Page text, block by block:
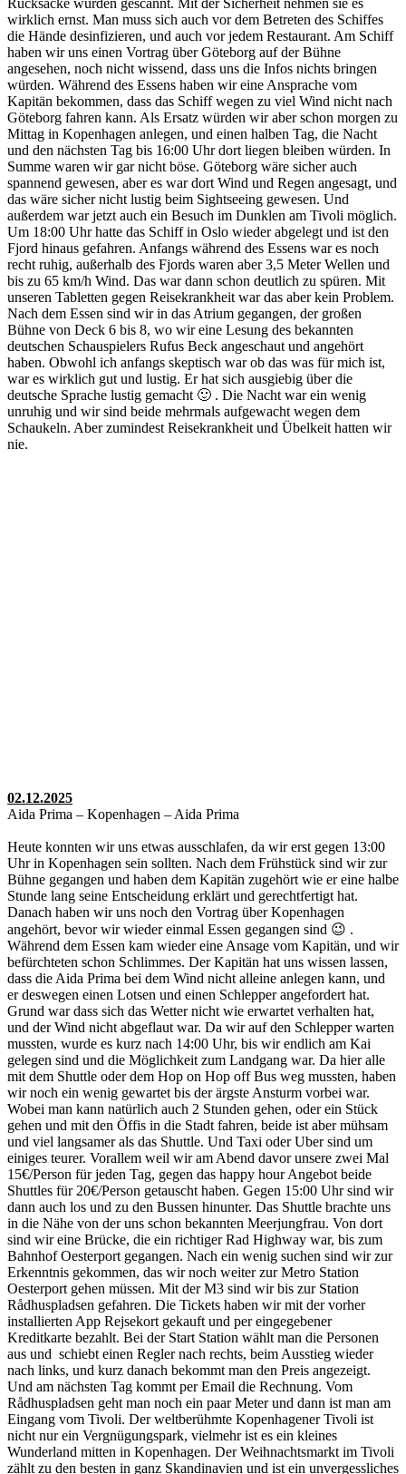
wirklich ernst. Man muss sich auch vor dem Betreten des Schiffes
die Hände desinfizieren, und auch vor jedem Restaurant. Am Schiff
haben wir uns einen Vortrag über Göteborg auf der Bühne
angesehen, noch nicht wissend, dass uns die Infos nichts bringen
würden. Während des Essens haben wir eine Ansprache vom
Kapitän bekommen, dass das Schiff wegen zu viel Wind nicht nach
Göteborg fahren kann. Als Ersatz würden wir aber schon morgen zu
Mittag in Kopenhagen anlegen, und einen halben Tag, die Nacht
und den nächsten Tag bis 16:00 Uhr dort liegen bleiben würden. In
Summe waren wir gar nicht böse. Göteborg wäre sicher auch
spannend gewesen, aber es war dort Wind und Regen angesagt, und
das wäre sicher nicht lustig beim Sightseeing gewesen. Und
außerdem war jetzt auch ein Besuch im Dunklen am Tivoli möglich.
Um 18:00 Uhr hatte das Schiff in Oslo wieder abgelegt und ist den
Fjord hinaus gefahren. Anfangs während des Essens war es noch
recht ruhig, außerhalb des Fjords waren aber 3,5 Meter Wellen und
bis zu 65 km/h Wind. Das war dann schon deutlich zu spüren. Mit
unseren Tabletten gegen Reisekrankheit war das aber kein Problem.
Nach dem Essen sind wir in das Atrium gegangen, der großen
Bühne von Deck 6 bis 8, wo wir eine Lesung des bekannten
deutschen Schauspielers Rufus Beck angeschaut und angehört
haben. Obwohl ich anfangs skeptisch war ob das was für mich ist,
war es wirklich gut und lustig. Er hat sich ausgiebig über die
deutsche Sprache lustig gemacht 🙂 . Die Nacht war ein wenig
unruhig und wir sind beide mehrmals aufgewacht wegen dem
Schaukeln. Aber zumindest Reisekrankheit und Übelkeit hatten wir
nie.
02.12.2025
Aida Prima – Kopenhagen – Aida Prima
Heute konnten wir uns etwas ausschlafen, da wir erst gegen 13:00
Uhr in Kopenhagen sein sollten. Nach dem Frühstück sind wir zur
Bühne gegangen und haben dem Kapitän zugehört wie er eine halbe
Stunde lang seine Entscheidung erklärt und gerechtfertigt hat.
Danach haben wir uns noch den Vortrag über Kopenhagen
angehört, bevor wir wieder einmal Essen gegangen sind 😉 .
Während dem Essen kam wieder eine Ansage vom Kapitän, und wir
befürchteten schon Schlimmes. Der Kapitän hat uns wissen lassen,
dass die Aida Prima bei dem Wind nicht alleine anlegen kann, und
er deswegen einen Lotsen und einen Schlepper angefordert hat.
Grund war dass sich das Wetter nicht wie erwartet verhalten hat,
und der Wind nicht abgeflaut war. Da wir auf den Schlepper warten
mussten, wurde es kurz nach 14:00 Uhr, bis wir endlich am Kai
gelegen sind und die Möglichkeit zum Landgang war. Da hier alle
mit dem Shuttle oder dem Hop on Hop off Bus weg mussten, haben
wir noch ein wenig gewartet bis der ärgste Ansturm vorbei war.
Wobei man kann natürlich auch 2 Stunden gehen, oder ein Stück
gehen und mit den Öffis in die Stadt fahren, beide ist aber mühsam
und viel langsamer als das Shuttle. Und Taxi oder Uber sind um
einiges teurer. Vorallem weil wir am Abend davor unsere zwei Mal
15€/Person für jeden Tag, gegen das happy hour Angebot beide
Shuttles für 20€/Person getauscht haben. Gegen 15:00 Uhr sind wir
dann auch los und zu den Bussen hinunter. Das Shuttle brachte uns
in die Nähe von der uns schon bekannten Meerjungfrau. Von dort
sind wir eine Brücke, die ein richtiger Rad Highway war, bis zum
Bahnhof Oesterport gegangen. Nach ein wenig suchen sind wir zur
Erkenntnis gekommen, das wir noch weiter zur Metro Station
Oesterport gehen müssen. Mit der M3 sind wir bis zur Station
Rådhuspladsen gefahren. Die Tickets haben wir mit der vorher
installierten App Rejsekort gekauft und per eingegebener
Kreditkarte bezahlt. Bei der Start Station wählt man die Personen
aus und schiebt einen Regler nach rechts, beim Ausstieg wieder
nach links, und kurz danach bekommt man den Preis angezeigt.
Und am nächsten Tag kommt per Email die Rechnung. Vom
Rådhuspladsen geht man noch ein paar Meter und dann ist man am
Eingang vom Tivoli. Der weltberühmte Kopenhagener Tivoli ist
nicht nur ein Vergnügungspark, vielmehr ist es ein kleines
Wunderland mitten in Kopenhagen. Der Weihnachtsmarkt im Tivoli
zählt zu den besten in ganz Skandinavien und ist ein unvergessliches